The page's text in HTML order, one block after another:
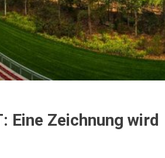
Eine Zeichnung wird